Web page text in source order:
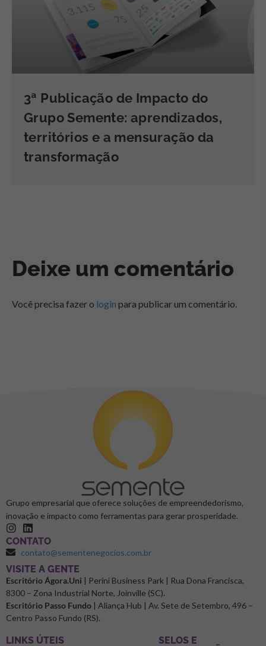
3ª Publicação de Impacto do
Grupo Semente: aprendizados,
territórios e a mensuração da
transformação
Deixe um comentário
Você precisa fazer o login para publicar um comentário.
Grupo empresarial que oferece soluções de empreendedorismo,
inovação e impacto como ferramentas para gerar prosperidade.
CONTATO
contato@sementenegocios.com.br
⁠VISITE A GENTE
Escritório Ágora.Uni | Perini Business Park | Rua Dona Francisca,
8300 – Zona Industrial Norte, Joinville (SC).
Escritório Passo Fundo | Aliança Hub | Av. Sete de Setembro, 496 –
Centro Passo Fundo (RS).
LINKS ÚTEIS
SELOS E